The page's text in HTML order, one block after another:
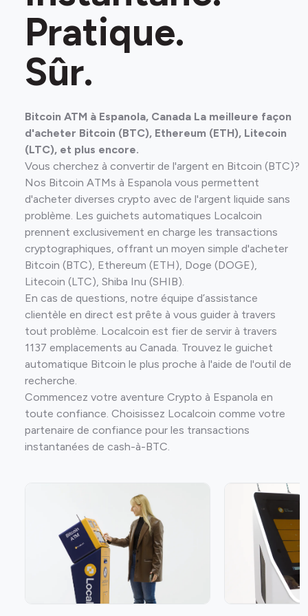
Pratique.
Sûr.
Bitcoin ATM à Espanola, Canada La meilleure façon
d'acheter Bitcoin (BTC), Ethereum (ETH), Litecoin
(LTC), et plus encore.
Vous cherchez à convertir de l'argent en Bitcoin (BTC)?
Nos Bitcoin ATMs à Espanola vous permettent
d'acheter diverses crypto avec de l'argent liquide sans
problème. Les guichets automatiques Localcoin
prennent exclusivement en charge les transactions
cryptographiques, offrant un moyen simple d'acheter
Bitcoin (BTC), Ethereum (ETH), Doge (DOGE),
Litecoin (LTC), Shiba Inu (SHIB).
En cas de questions, notre équipe d’assistance
clientèle en direct est prête à vous guider à travers
tout problème. Localcoin est fier de servir à travers
1137 emplacements au Canada. Trouvez le guichet
automatique Bitcoin le plus proche à l'aide de l'outil de
recherche.
Commencez votre aventure Crypto à Espanola en
toute confiance. Choisissez Localcoin comme votre
partenaire de confiance pour les transactions
instantanées de cash-à-BTC.